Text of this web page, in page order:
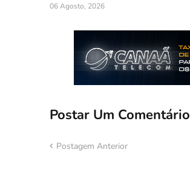
06 Agosto, 2026
Postar Um Comentário
Postagem Anterior